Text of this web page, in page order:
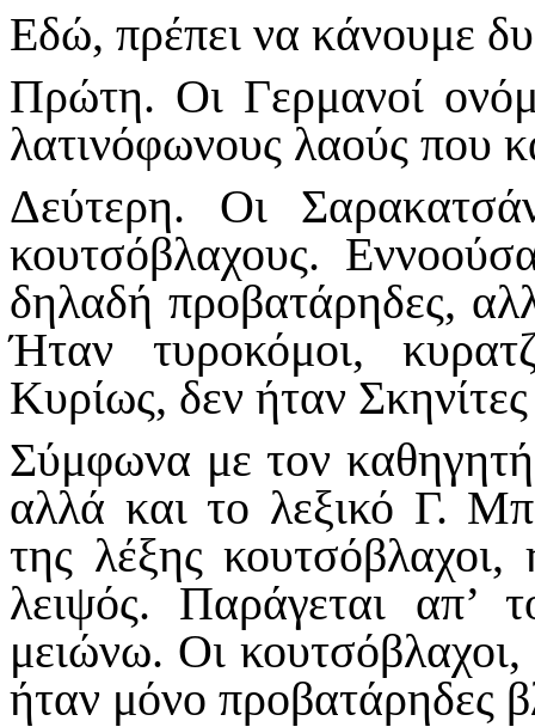
Εδώ, πρέπει να κάνουμε
Πρώτη. Οι Γερμανοί
λατινόφωνους λαούς που
Δεύτερη. Οι
κουτσόβλαχους.
δηλαδή προβατάρηδες,
Ήταν τυροκόμοι,
Κυρίως, δεν ήταν
Σύμφωνα με τον
αλλά και το λεξικό Γ.
της λέξης
λειψός. Παράγεται απ’
μειώνω. Οι
ήταν μόνο προβατάρηδες